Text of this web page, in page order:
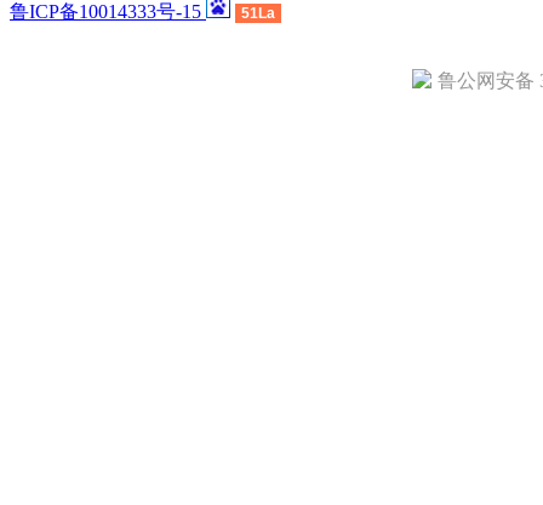
鲁ICP备10014333号-15 51La
鲁公网安备